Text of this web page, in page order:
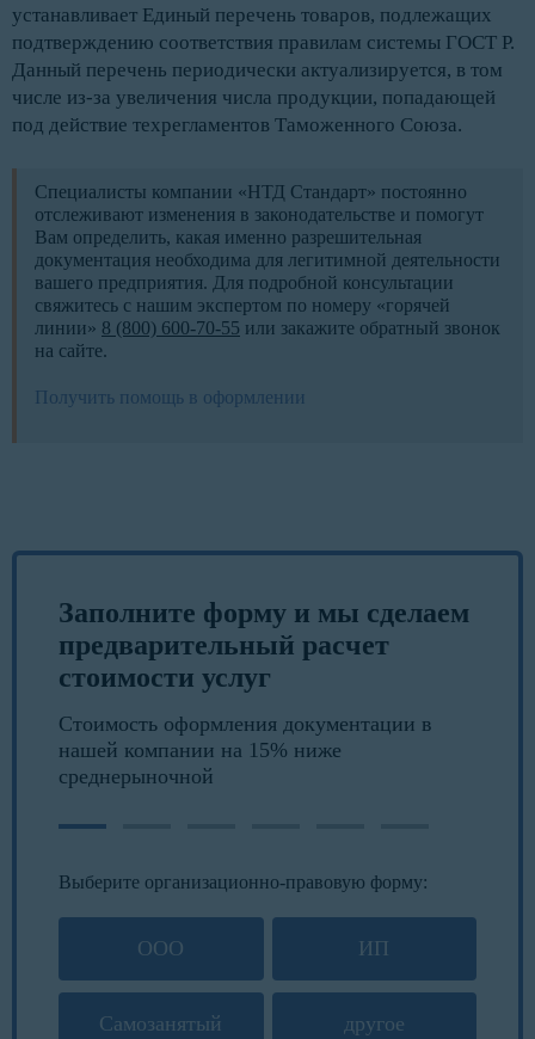
устанавливает Единый перечень товаров, подлежащих
подтверждению соответствия правилам системы ГОСТ Р.
Данный перечень периодически актуализируется, в том
числе из-за увеличения числа продукции, попадающей
под действие техрегламентов Таможенного Союза.
Специалисты компании «НТД Стандарт» постоянно
отслеживают изменения в законодательстве и помогут
Вам определить, какая именно разрешительная
документация необходима для легитимной деятельности
вашего предприятия. Для подробной консультации
свяжитесь с нашим экспертом по номеру «горячей
линии» 8 (800) 600-70-55 или закажите обратный звонок
на сайте.
Получить помощь в оформлении
Заполните форму и мы сделаем
предварительный расчет
стоимости услуг
Стоимость оформления документации в
нашей компании на 15% ниже
среднерыночной
Выберите организационно-правовую форму:
ООО ИП
Самозанятый другое